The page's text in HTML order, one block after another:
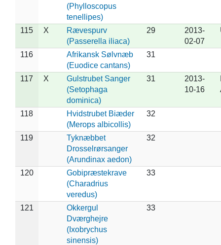
(Phylloscopus
tenellipes)
115 X
Rævespurv
(Passerella iliaca)
29
2013-
02-07
116
Afrikansk Sølvnæb
(Euodice cantans)
31
117 X
Gulstrubet Sanger
(Setophaga
dominica)
31
2013-
10-16
118
Hvidstrubet Biæder
(Merops albicollis)
32
119
Tyknæbbet
Drosselrørsanger
(Arundinax aedon)
32
120
Gobipræstekrave
(Charadrius
veredus)
33
121
Okkergul
Dværghejre
(Ixobrychus
sinensis)
33